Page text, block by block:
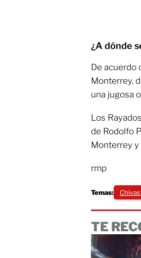
¿A dónde
De acuerdo
Monterrey.
una jugosa
Los
de Rodolfo
Monterrey y
rmp
Temas: Chivas
TE